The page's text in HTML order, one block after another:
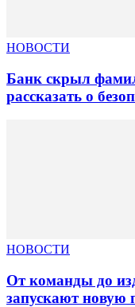
НОВОСТИ
Банк скрыл
рассказать о
НОВОСТИ
От команды до
запускают новую